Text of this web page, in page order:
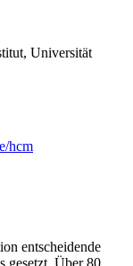
Universität
hcm
entscheidende